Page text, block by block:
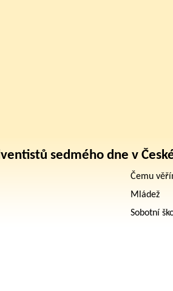
sedmého dne v
Čemu
Mládež
Sobotní